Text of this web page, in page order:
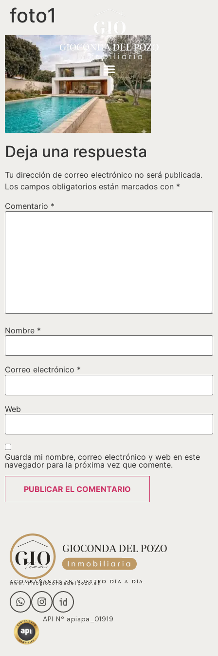
foto1
Deja una respuesta
Tu dirección de correo electrónico no será publicada.
Los campos obligatorios están marcados con *
Comentario *
Nombre *
Correo electrónico *
Web
Guarda mi nombre, correo electrónico y web en este
navegador para la próxima vez que comente.
ACOMPÁÑANOS EN NUESTRO DÍA A DÍA.
www.inmogiocondadelpozo.es
API Nº apispa_01919